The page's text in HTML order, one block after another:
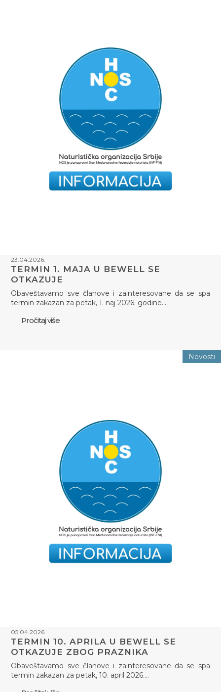
23.04.2026.
TERMIN 1. MAJA U BEWELL SE
OTKAZUJE
Obaveštavamo sve članove i zainteresovane da se spa
termin zakazan za petak, 1. naj 2026. godine…
Pročitaj više
Novosti
05.04.2026.
TERMIN 10. APRILA U BEWELL SE
OTKAZUJE ZBOG PRAZNIKA
Obaveštavamo sve članove i zainteresovane da se spa
termin zakazan za petak, 10. april 2026.…